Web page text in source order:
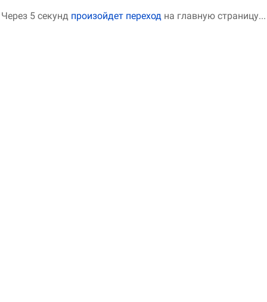
Через 5 секунд произойдет переход на главную страницу...